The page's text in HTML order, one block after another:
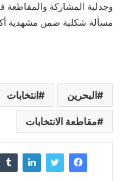
وجدلية المشاركة والمقاطعة
مسألة شكلية ضمن مشهدية
البحرين انتخابات
مقاطعة الانتخابات